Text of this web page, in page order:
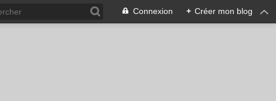
Connexion + Créer mon blog